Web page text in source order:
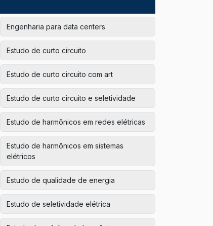
Engenharia para data centers
Estudo de curto circuito
Estudo de curto circuito com art
Estudo de curto circuito e seletividade
Estudo de harmônicos em redes elétricas
Estudo de harmônicos em sistemas
elétricos
Estudo de qualidade de energia
Estudo de seletividade elétrica